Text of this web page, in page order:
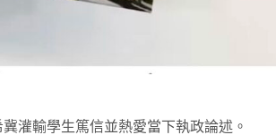
灌輸學生篤信並熱愛當下執政論述。